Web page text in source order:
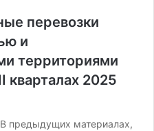
перевозки
и
территориями
кварталах 2025
предыдущих материалах,